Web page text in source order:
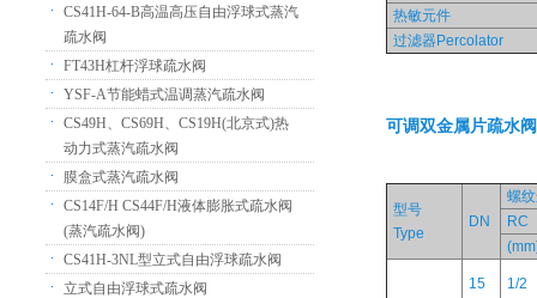
CS41H-64-B高温高压自由浮球式蒸汽
疏水阀
FT43H杠杆浮球疏水阀
YSF-A节能蜡式温调蒸汽疏水阀
CS49H、CS69H、CS19H(北京式)热
动力式蒸汽疏水阀
膜盒式蒸汽疏水阀
CS14F/H CS44F/H液体膨胀式疏水阀
(蒸汽疏水阀)
CS41H-3NL型立式自由浮球疏水阀
立式自由浮球式疏水阀
热敏元件
过滤器Percolator
可调双金属片疏水阀
型号
Type
DN
螺
RC
15 1/2